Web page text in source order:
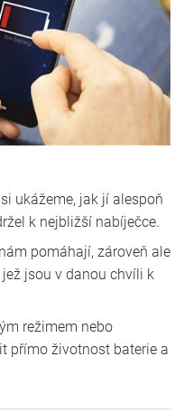
ukážeme, jak jí alespoň
k nejbližší nabíječce.
pomáhají, zároveň ale
jsou v danou chvíli k
režimem nebo
přímo životnost baterie a